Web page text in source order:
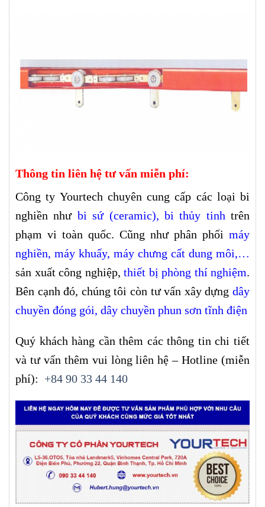
Thông tin liên hệ tư vấn miễn phí:
Công ty Yourtech chuyên cung cấp các loại bi
nghiền như bi sứ (ceramic), bi thủy tinh trên
phạm vi toàn quốc. Cũng như phân phối máy
nghiền, máy khuấy, máy chưng cất dung môi,…
sản xuất công nghiệp, thiết bị phòng thí nghiệm.
Bên cạnh đó, chúng tôi còn tư vấn xây dựng dây
chuyền đóng gói, dây chuyền phun sơn tĩnh điện
Quý khách hàng cần thêm các thông tin chi tiết
và tư vấn thêm vui lòng liên hệ – Hotline (miễn
phí): +84 90 33 44 140